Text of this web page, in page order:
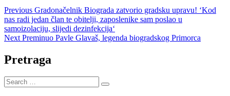
Navigacija
objava
Previous Previous
post:
Gradonačelnik Biograda zatvorio gradsku upravu! ‘Kod
nas radi jedan član te obitelji, zaposlenike sam poslao u
samoizolaciju, slijedi dezinfekcija‘
Next Next
Preminuo Pavle Glavaš, legenda biogradskog Primorca
Pretraga
Search
…